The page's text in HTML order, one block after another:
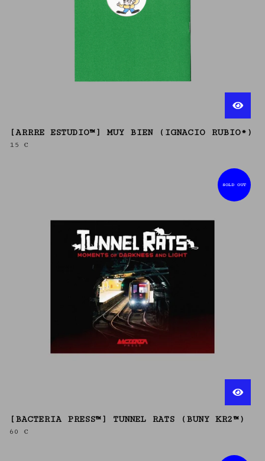
[ARRRE ESTUDIO™] MUY BIEN (IGNACIO RUBIO*)
15 €
SOLD OUT
[BACTERIA PRESS™] TUNNEL RATS (BUNY KR2™)
60 €